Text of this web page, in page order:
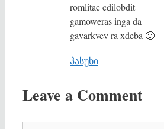
romlitac cdilobdit
gamoweras inga da
gavarkvev ra xdeba 🙂
პასუხი
Leave a Comment